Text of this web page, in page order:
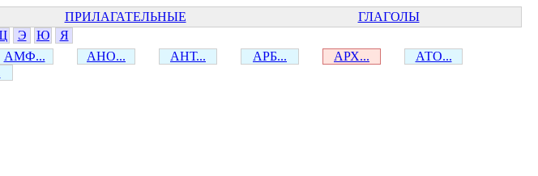
ПРИЛАГАТЕЛЬНЫЕ
ГЛАГОЛЫ
Э Ю
Я
АМФ... АНО... АНТ... АРБ... АРХ...
АТО...